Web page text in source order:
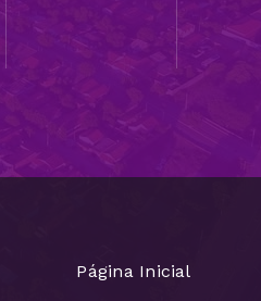
Página Inicial